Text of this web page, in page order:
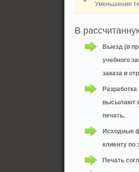
Уменьшение
В
Выезд (в
учебного
заказа и
высылают
печать.
Исходные
клиенту по
Печать